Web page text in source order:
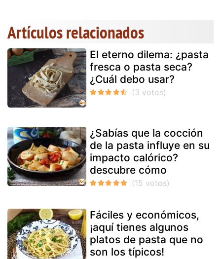
Artículos relacionados
El eterno dilema: ¿pasta
fresca o pasta seca?
¿Cuál debo usar?
¿Sabías que la cocción
de la pasta influye en su
impacto calórico?
descubre cómo
Fáciles y económicos,
¡aquí tienes algunos
platos de pasta que no
son los típicos!